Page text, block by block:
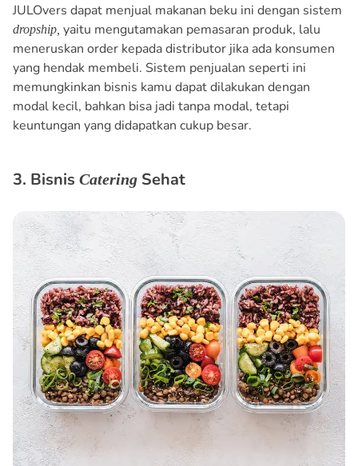
JULOvers dapat menjual makanan beku ini dengan sistem
dropship, yaitu mengutamakan pemasaran produk, lalu
meneruskan order kepada distributor jika ada konsumen
yang hendak membeli. Sistem penjualan seperti ini
memungkinkan bisnis kamu dapat dilakukan dengan
modal kecil, bahkan bisa jadi tanpa modal, tetapi
keuntungan yang didapatkan cukup besar.
3. Bisnis Catering Sehat